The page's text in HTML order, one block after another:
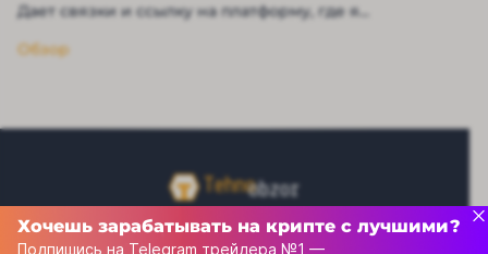
Дает связки и ссылку на платформу, где я...
Обзор
Хочешь зарабатывать на крипте с лучшими?
Подпишись на Telegram трейдера №1 —